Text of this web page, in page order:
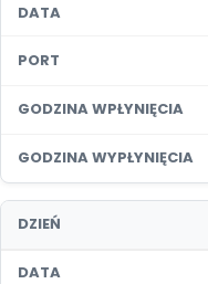
DATA
PORT
GODZINA WPŁYNIĘCIA
GODZINA WYPŁYNIĘCIA
DZIEŃ
DATA